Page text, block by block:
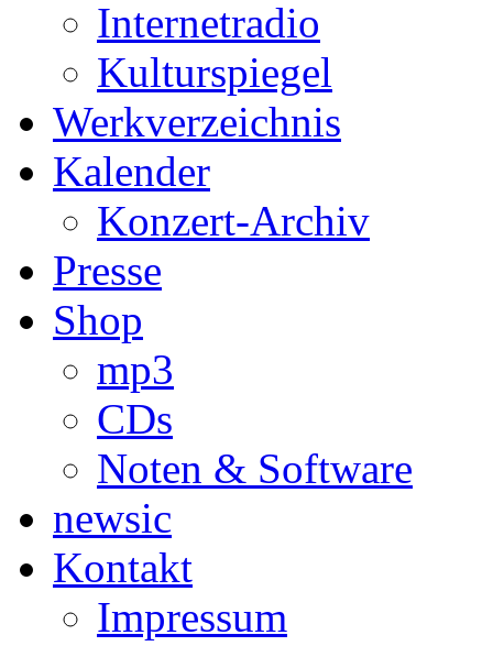
Internetradio
Kulturspiegel
Werkverzeichnis
Kalender
Konzert-Archiv
Presse
Shop
mp3
CDs
Noten & Software
newsic
Kontakt
Impressum